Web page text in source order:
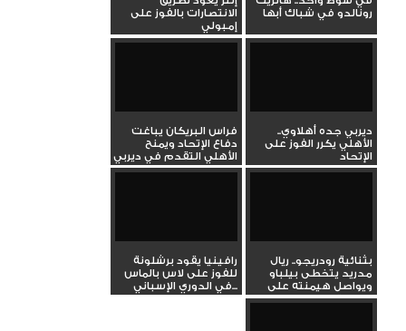
رونالدو في شباك أبها
الانتصارات بالفوز على
إمبولي
ديربي جده أهلاوي..
الأهلي يكرر الفوز على
الإتحاد
فراس البريكان يباغت
دفاع الإتحاد ويمنح
الأهلي التقدم في ديربي
جده
بثنائية رودريجو.. ريال
مدريد يتخطى بيلباو
ويواصل هيمنته على
صدارة...
رافينيا يقود برشلونة
للفوز على لاس بالماس
في الدوري الإسباني...